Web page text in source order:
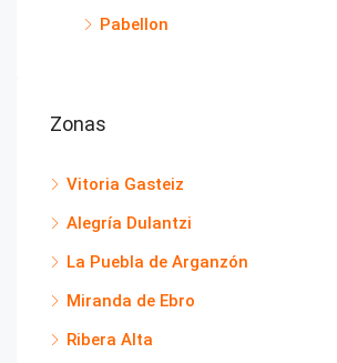
Pabellon
Zonas
Vitoria Gasteiz
Alegría Dulantzi
La Puebla de Arganzón
Miranda de Ebro
Ribera Alta